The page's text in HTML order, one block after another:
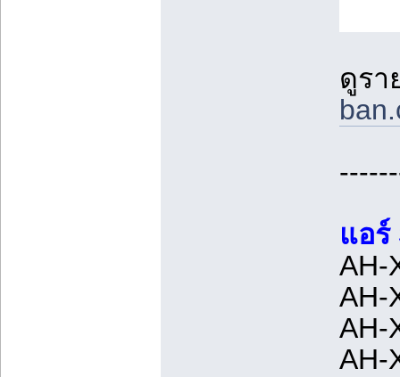
ดูรา
แอร์
AH-
AH-
AH-
AH-